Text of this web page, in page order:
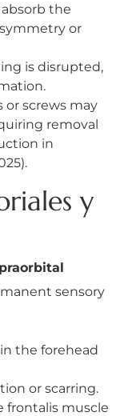
the
or
is disrupted,
or screws may
removal
in
y
sensory
in the forehead
or scarring.
frontalis muscle